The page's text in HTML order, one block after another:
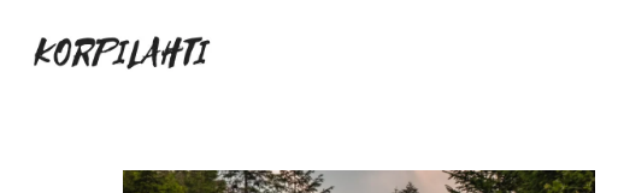
Siirry